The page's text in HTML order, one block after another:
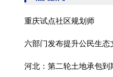
重庆试点社区规划师
六部门发布提升公民生态
河北：第二轮土地承包到